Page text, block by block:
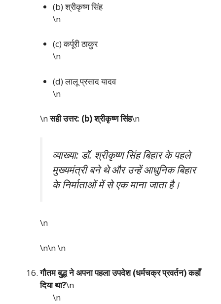
(b) श्रीकृष्ण सिंह
\n
(c) कर्पूरी ठाकुर
\n
(d) लालू प्रसाद यादव
\n
\nसही उत्तर: (b) श्रीकृष्ण सिंह\n
व्याख्या: डॉ. श्रीकृष्ण सिंह बिहार के पहले
मुख्यमंत्री बने थे और उन्हें आधुनिक बिहार
के निर्माताओं में से एक माना जाता है।
\n
\n\n\n
गौतम बुद्ध ने अपना पहला उपदेश (धर्मचक्र प्रवर्तन) कहाँ
दिया था?\n
\n